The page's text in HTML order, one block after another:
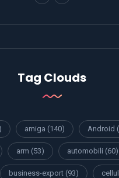
Tag Clouds
amiga (140) Android
arm (53) automobili (60)
business-export (93)